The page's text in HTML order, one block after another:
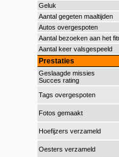
Geluk
Aantal gegeten maaltijden
Autos overgespoten
Aantal bezoeken aan het
Aantal keer valsgespeeld
Prestaties
Geslaagde missies
Succes rating
Tags overgespoten
Fotos gemaakt
Hoefijzers verzameld
Oesters verzameld